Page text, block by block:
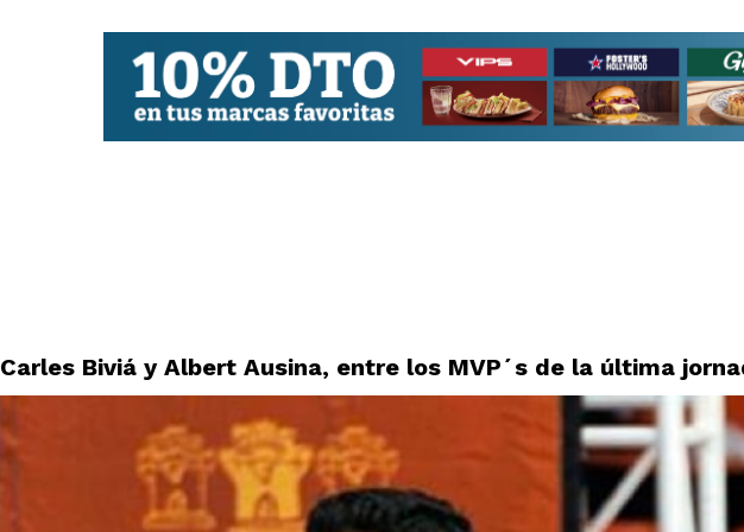
Carles Biviá y Albert Ausina, entre los MVP´s de la última